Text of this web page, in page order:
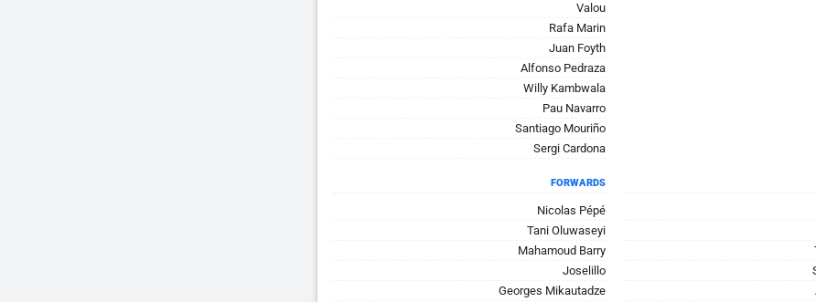
Valou
Rafa Marin
Juan Foyth
Alfonso Pedraza
Willy Kambwala
Pau Navarro
Santiago Mouriño
Sergi Cardona
FORWARDS
Nicolas Pépé
Tani Oluwaseyi
Mahamoud Barry
Joselillo
Georges Mikautadze